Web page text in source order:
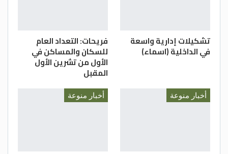
تشكيلات إدارية واسعة
في الداخلية (اسماء)
فريحات: التعداد العام
للسكان والمساكن في
الأول من تشرين الأول
المقبل
أخبار منوعة أخبار منوعة